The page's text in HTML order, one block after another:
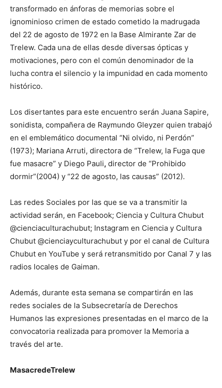
transformado en ánforas de memorias sobre el
ignominioso crimen de estado cometido la madrugada
del 22 de agosto de 1972 en la Base Almirante Zar de
Trelew. Cada una de ellas desde diversas ópticas y
motivaciones, pero con el común denominador de la
lucha contra el silencio y la impunidad en cada momento
histórico.
Los disertantes para este encuentro serán Juana Sapire,
sonidista, compañera de Raymundo Gleyzer quien trabajó
en el emblemático documental “Ni olvido, ni Perdón”
(1973); Mariana Arruti, directora de “Trelew, la Fuga que
fue masacre” y Diego Pauli, director de “Prohibido
dormir”(2004) y “22 de agosto, las causas” (2012).
Las redes Sociales por las que se va a transmitir la
actividad serán, en Facebook; Ciencia y Cultura Chubut
@cienciaculturachubut; Instagram en Ciencia y Cultura
Chubut @cienciayculturachubut y por el canal de Cultura
Chubut en YouTube y será retransmitido por Canal 7 y las
radios locales de Gaiman.
Además, durante esta semana se compartirán en las
redes sociales de la Subsecretaría de Derechos
Humanos las expresiones presentadas en el marco de la
convocatoria realizada para promover la Memoria a
través del arte.
MasacredeTrelew